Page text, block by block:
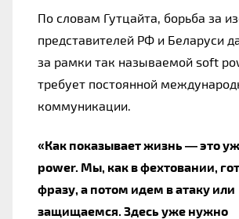
По словам Гутцайта, борьба за
представителей РФ и Беларуси
за рамки так называемой soft
требует постоянной
коммуникации.
«Как показывает жизнь — это
power. Мы, как в фехтовании,
фразу, а потом идем в атаку или
защищаемся. Здесь уже нужно